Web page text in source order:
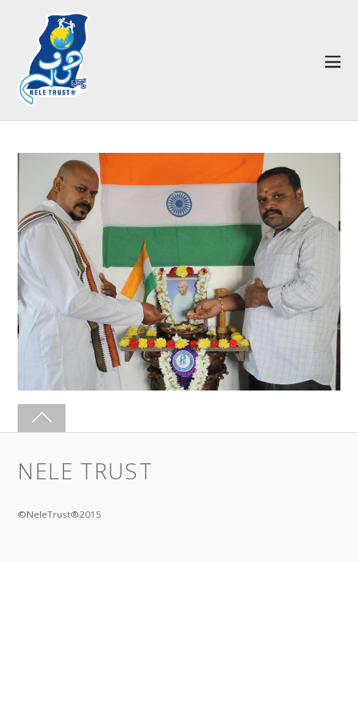
NELE TRUST
©NeleTrust®2015